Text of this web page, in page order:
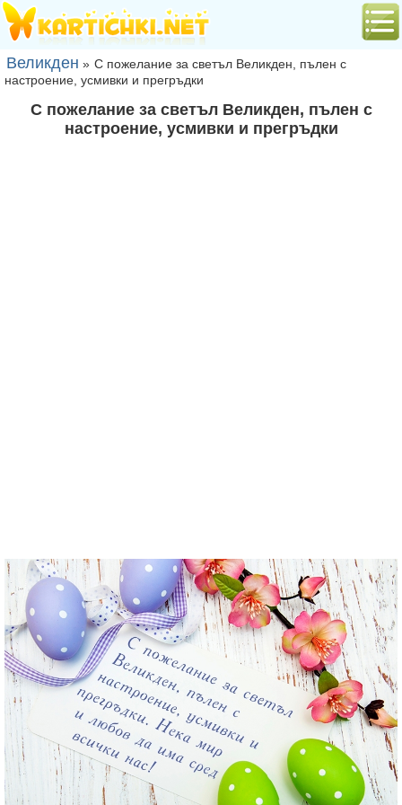
Великден » С пожелание за светъл Великден, пълен с
настроение, усмивки и прегръдки
С пожелание за светъл Великден, пълен с
настроение, усмивки и прегръдки